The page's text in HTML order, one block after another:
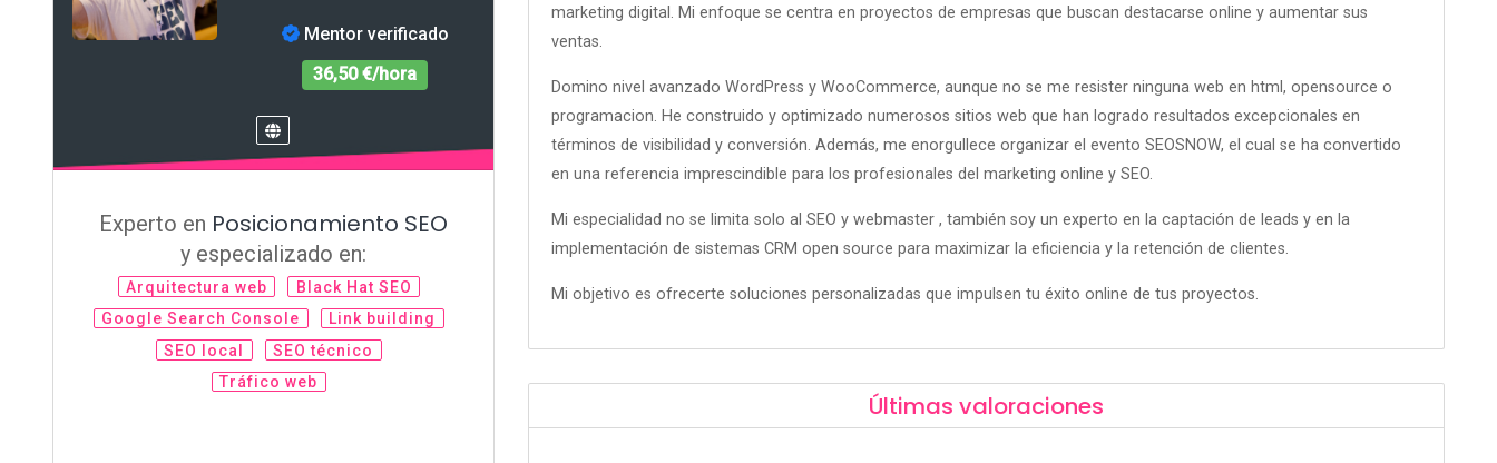
Mentor verificado
36,50 €/hora
Experto en Posicionamiento SEO
y especializado en:
Arquitectura web
Black Hat SEO
Google Search Console
Link building
SEO local
SEO técnico
Tráfico web
marketing digital. Mi enfoque se centra en proyectos de empresas que buscan destacarse online y aumentar sus
ventas.
Domino nivel avanzado WordPress y WooCommerce, aunque no se me resister ninguna web en html, opensource o
programacion. He construido y optimizado numerosos sitios web que han logrado resultados excepcionales en
términos de visibilidad y conversión. Además, me enorgullece organizar el evento SEOSNOW, el cual se ha convertido
en una referencia imprescindible para los profesionales del marketing online y SEO.
Mi especialidad no se limita solo al SEO y webmaster , también soy un experto en la captación de leads y en la
implementación de sistemas CRM open source para maximizar la eficiencia y la retención de clientes.
Mi objetivo es ofrecerte soluciones personalizadas que impulsen tu éxito online de tus proyectos.
Últimas valoraciones